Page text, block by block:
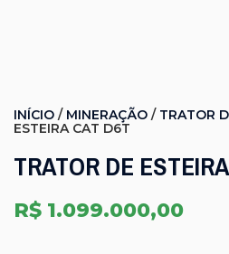
INÍCIO / MINERAÇÃO / TRATOR
ESTEIRA CAT D6T
TRATOR DE
R$ 1.099.000,00